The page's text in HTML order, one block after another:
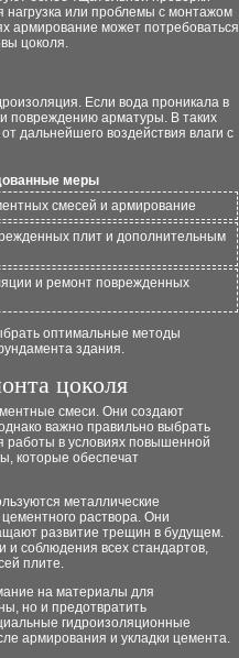
нагрузка или проблемы с монтажом
армирование может потребоваться
цоколя.
Если вода проникала в
повреждению арматуры. В таких
дальнейшего воздействия влаги с
меры
смесей и армирование
плит и дополнительным
и ремонт поврежденных
оптимальные методы
здания.
цоколя
смеси. Они создают
важно правильно выбрать
работы в условиях повышенной
которые обеспечат
металлические
раствора. Они
развитие трещин в будущем.
соблюдения всех стандартов,
плите.
на материалы для
но и предотвратить
гидроизоляционные
армирования и укладки цемента.